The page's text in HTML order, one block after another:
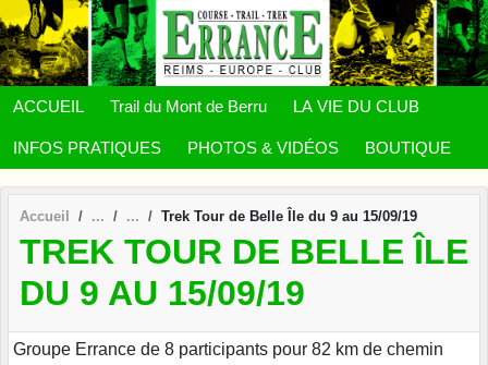
ACCUEIL Trail du Mont de Berru LA VIE DU CLUB
INFOS PRATIQUES PHOTOS & VIDÉOS BOUTIQUE
Accueil Trek Tour de Belle Île du 9 au 15/09/19
TREK TOUR DE BELLE ÎLE
DU 9 AU 15/09/19
Groupe Errance de 8 participants pour 82 km de chemin
Panneau de gestion des cookies